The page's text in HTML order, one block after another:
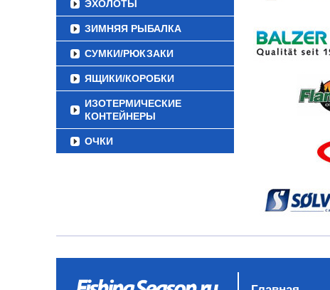
ЭХОЛОТЫ
ЗИМНЯЯ РЫБАЛКА
СУМКИ/РЮКЗАКИ
ЯЩИКИ/КОРОБКИ
ИЗОТЕРМИЧЕСКИЕ
КОНТЕЙНЕРЫ
ОЧКИ